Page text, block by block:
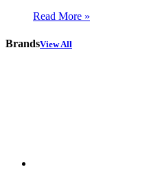
Read More »
BrandsView All